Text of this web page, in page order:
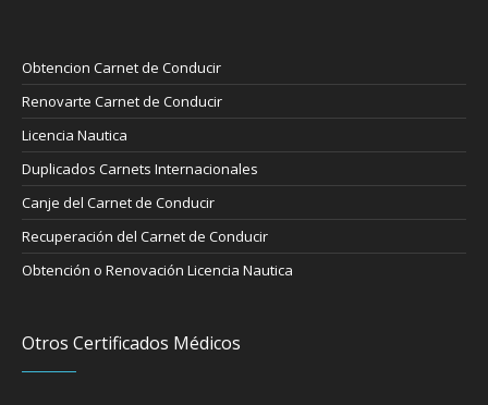
Obtencion Carnet de Conducir
Renovarte Carnet de Conducir
Licencia Nautica
Duplicados Carnets Internacionales
Canje del Carnet de Conducir
Recuperación del Carnet de Conducir
Obtención o Renovación Licencia Nautica
Otros Certificados Médicos